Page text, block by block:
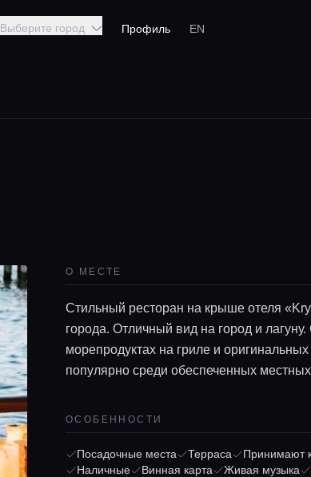
Выберите город Профиль EN
О МЕСТЕ
Стильный ресторан на крыше отеля
города. Отличный вид на город и
морепродуктах на гриле и
популярно среди обеспеченных
ОСОБЕННОСТИ
Посадочные места Терраса Принимают
Наличные
Винная карта Живая музыка